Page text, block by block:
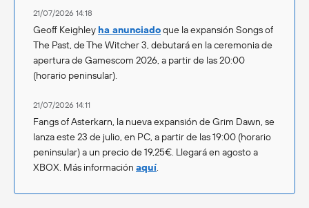
21/07/2026 14:18
Geoff Keighley ha anunciadoque la expansión Songs of
The Past, de The Witcher 3, debutará en la ceremonia de
apertura de Gamescom 2026, a partir de las 20:00
(horario peninsular).
21/07/2026 14:11
Fangs of Asterkarn, la nueva expansión de Grim Dawn, se
lanza este 23 de julio, en PC, a partir de las 19:00 (horario
peninsular) a un precio de 19,25€. Llegará en agosto a
XBOX. Más información aquí.